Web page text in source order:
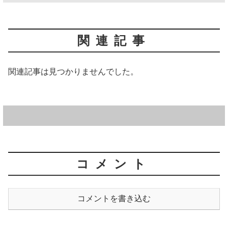
関連記事
関連記事は見つかりませんでした。
コメント
コメントを書き込む